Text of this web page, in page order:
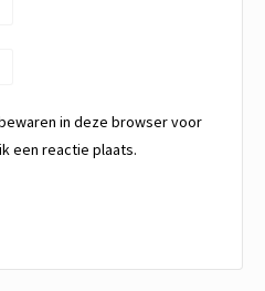
in deze browser voor
een reactie plaats.